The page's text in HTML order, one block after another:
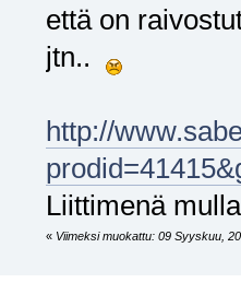
että on
jtn..
http://
Liittimenä
« Viimeksi muokattu: 09 Syyskuu,